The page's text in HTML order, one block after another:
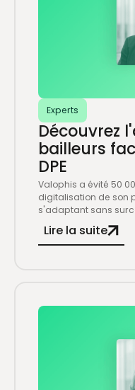
Experts
Découvrez
bailleurs
DPE
Valophis a évité 50
digitalisation de son
s'adaptant sans
Lire la suite